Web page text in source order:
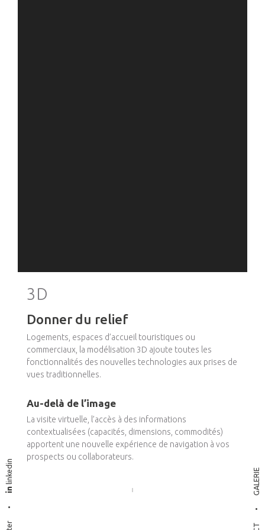
•
linkedin
•
GALERIE
3D
Donner du relief
Logements, espaces d’accueil touristiques ou
commerciaux, la modélisation 3D ajoute toutes les
fonctionnalités des nouvelles technologies aux prises de
vues traditionnelles.
Au-delà de l’image
La visite virtuelle, l’accès à des informations
contextualisées (capacités, dimensions, commodités)
apportent une nouvelle expérience de navigation à vos
prospects ou collaborateurs.